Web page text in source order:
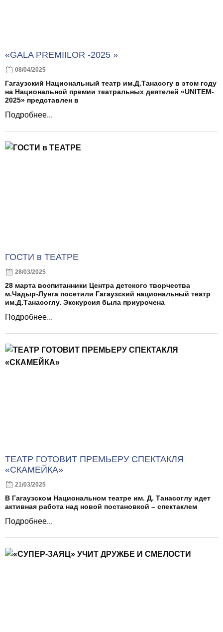
«GALA PREMIILOR -2025 »
08/04/2025
Гагаузский Национальный театр им.Д.Танасогу в этом году
на Национальной премии театральных деятелей «UNITEM-
2025» представлен в
Подробнее...
ГОСТИ в ТЕАТРЕ
28/03/2025
28 марта воспитанники Центра детского творчества
м.Чадыр-Лунга посетили Гагаузский национальный театр
им.Д.Танасоглу. Экскурсия была приурочена
Подробнее...
ТЕАТР ГОТОВИТ ПРЕМЬЕРУ СПЕКТАКЛЯ
«СКАМЕЙКА»
21/03/2025
В Гагаузском Национальном театре им. Д. Танасоглу идет
активная работа над новой постановкой – спектаклем
Подробнее...